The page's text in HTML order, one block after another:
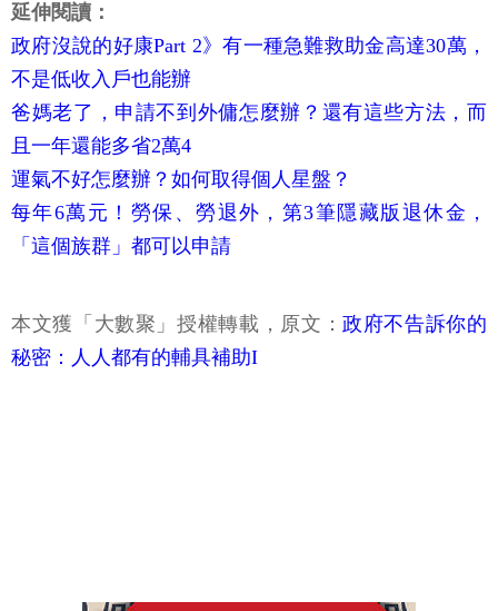
延伸閱讀：
政府沒說的好康Part 2》有一種急難救助金高達30萬，
不是低收入戶也能辦
爸媽老了，申請不到外傭怎麼辦？還有這些方法，而
且一年還能多省2萬4
運氣不好怎麼辦？如何取得個人星盤？
每年6萬元！勞保、勞退外，第3筆隱藏版退休金，
「這個族群」都可以申請
本文獲「大數聚」授權轉載，原文：政府不告訴你的
秘密：人人都有的輔具補助I